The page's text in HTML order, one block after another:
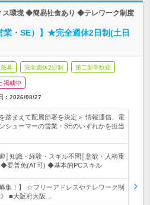
環境 ◆簡易社食あり ◆テレワーク制度
業・SE）】★完全週休2日制(土日
急募 完全週休2日制 第二新卒歓迎
掲載中
： 2026/08/27
踏まえて配属部署を決定＞ 情報通信、電
シューマーの営業・SEのいずれかを担当
│知識・経験・スキル不問│意欲・人柄重
要普免(AT可) ◆基本的PCスキル
集！】 ☆フリーアドレスやテレワーク制
■大阪府大阪…